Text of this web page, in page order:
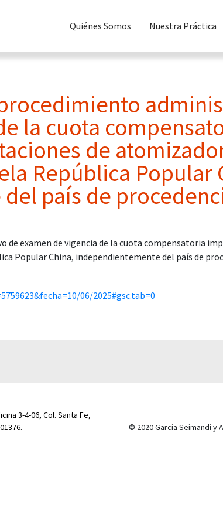
Quiénes Somos Nuestra Práctica
la cuota
de
República Popular
país de
06/2025#gsc.tab=0
3-4-06, Col. Santa Fe,
© 2020 García Seimandi y